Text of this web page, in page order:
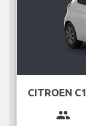
CITROEN C1
group